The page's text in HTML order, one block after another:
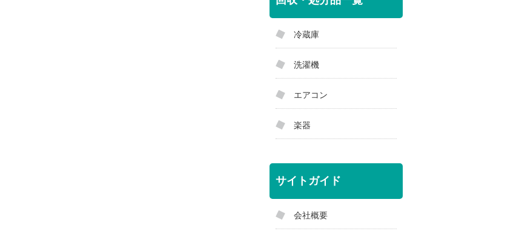
冷蔵庫
洗濯機
エアコン
楽器
サイトガイド
会社概要